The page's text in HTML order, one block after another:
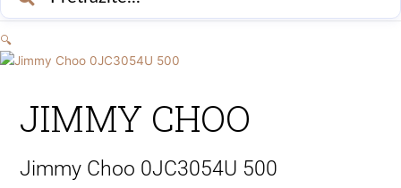
PRETRAŽI
🔍
JIMMY CHOO
Jimmy Choo 0JC3054U 500